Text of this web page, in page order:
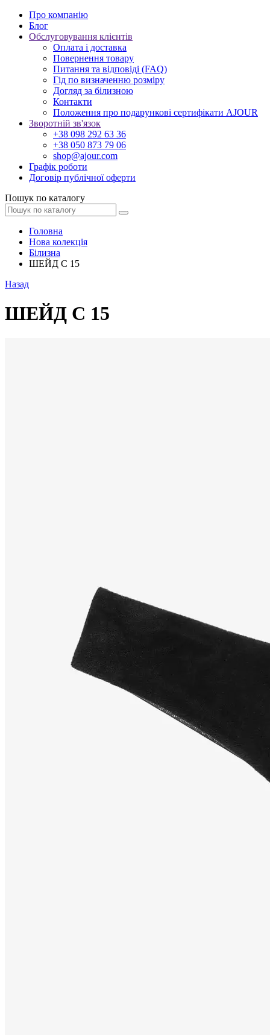
Про компанію
Блог
Обслуговування клієнтів
Оплата і доставка
Повернення товару
Питання та відповіді (FAQ)
Гід по визначенню розміру
Догляд за білизною
Контакти
Положення про подарункові сертифікати AJOUR
Зворотній зв'язок
+38 098 292 63 36
+38 050 873 79 06
shop@ajour.com
Графік роботи
Договір публічної оферти
Пошук по каталогу
Головна
Нова колекція
Білизна
ШЕЙД С 15
Назад
ШЕЙД С 15